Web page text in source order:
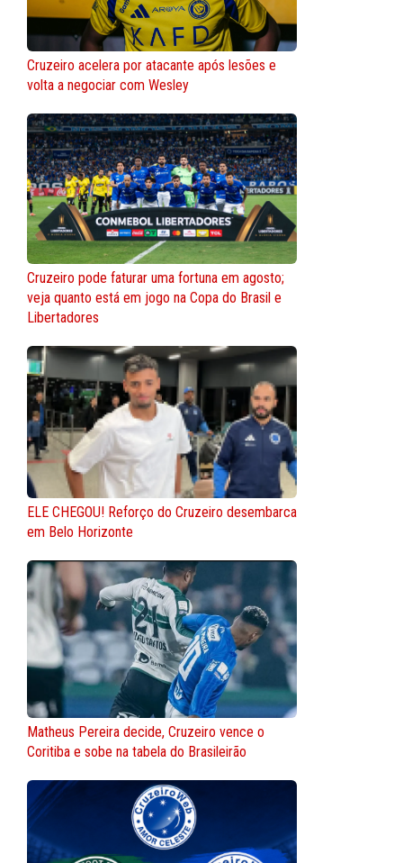
Cruzeiro acelera por atacante após lesões e
volta a negociar com Wesley
Cruzeiro pode faturar uma fortuna em agosto;
veja quanto está em jogo na Copa do Brasil e
Libertadores
ELE CHEGOU! Reforço do Cruzeiro desembarca
em Belo Horizonte
Matheus Pereira decide, Cruzeiro vence o
Coritiba e sobe na tabela do Brasileirão